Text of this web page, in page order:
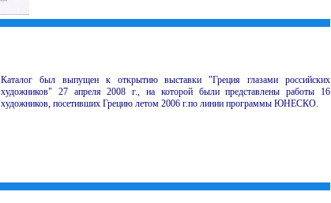
Каталог был выпущен к открытию выставки "Греция глазами российских
художников" 27 апреля 2008 г., на которой были представлены работы 16
художников, посетивших Грецию летом 2006 г.по линии программы ЮНЕСКО.